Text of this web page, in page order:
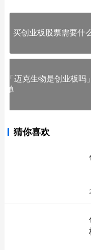
买创业板股票需要什
「迈克生物是创业板
单
猜你喜欢